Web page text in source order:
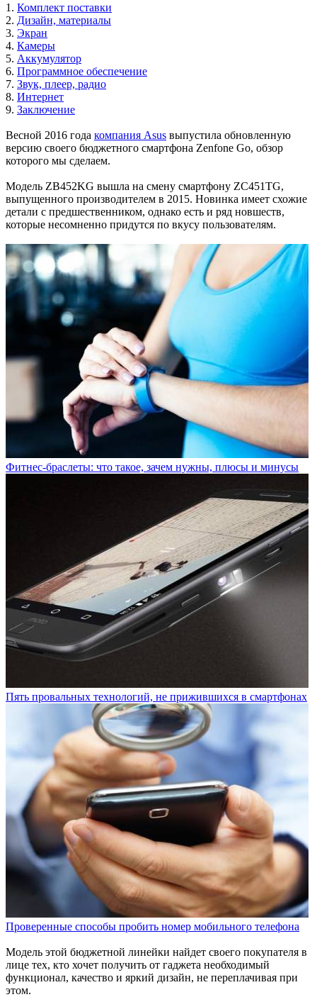
1. Комплект поставки
2. Дизайн, материалы
3. Экран
4. Камеры
5. Аккумулятор
6. Программное обеспечение
7. Звук, плеер, радио
8. Интернет
9. Заключение
Весной 2016 года компания Asus выпустила обновленную
версию своего бюджетного смартфона Zenfone Go, обзор
которого мы сделаем.
Модель ZB452KG вышла на смену смартфону ZC451TG,
выпущенного производителем в 2015. Новинка имеет схожие
детали с предшественником, однако есть и ряд новшеств,
которые несомненно придутся по вкусу пользователям.
Фитнес-браслеты: что такое, зачем нужны, плюсы и минусы
Пять провальных технологий, не прижившихся в смартфонах
Проверенные способы пробить номер мобильного телефона
Модель этой бюджетной линейки найдет своего покупателя в
лице тех, кто хочет получить от гаджета необходимый
функционал, качество и яркий дизайн, не переплачивая при
этом.